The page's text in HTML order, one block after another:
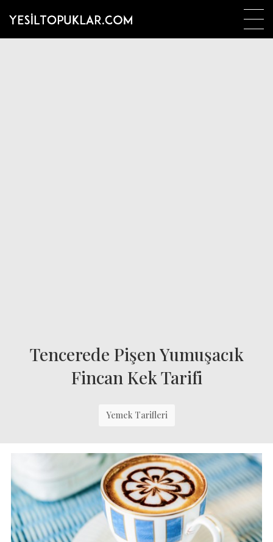
Tencerede Pişen Yumuşacık
Fincan Kek Tarifi
Yemek Tarifleri